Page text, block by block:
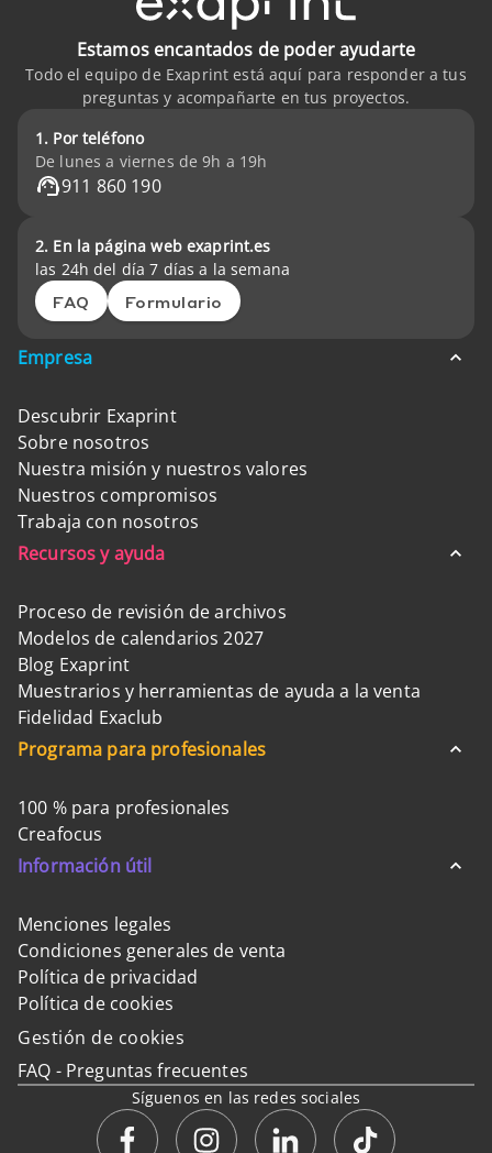
Estamos encantados de poder ayudarte
Todo el equipo de Exaprint está aquí para responder a tus
preguntas y acompañarte en tus proyectos.
1. Por teléfono
De lunes a viernes de 9h a 19h
911 860 190
2. En la página web exaprint.es
las 24h del día 7 días a la semana
FAQ Formulario
Empresa
Descubrir Exaprint
Sobre nosotros
Nuestra misión y nuestros valores
Nuestros compromisos
Trabaja con nosotros
Recursos y ayuda
Proceso de revisión de archivos
Modelos de calendarios 2027
Blog Exaprint
Muestrarios y herramientas de ayuda a la venta
Fidelidad Exaclub
Programa para profesionales
100 % para profesionales
Creafocus
Información útil
Menciones legales
Condiciones generales de venta
Política de privacidad
Política de cookies
Gestión de cookies
FAQ - Preguntas frecuentes
Síguenos en las redes sociales